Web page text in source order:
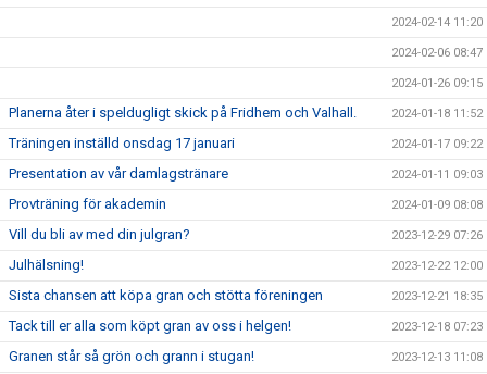
2024-02-14 11:20
2024-02-06 08:47
2024-01-26 09:15
Planerna åter i speldugligt skick på Fridhem och Valhall. 2024-01-18 11:52
Träningen inställd onsdag 17 januari 2024-01-17 09:22
Presentation av vår damlagstränare 2024-01-11 09:03
Provträning för akademin 2024-01-09 08:08
Vill du bli av med din julgran? 2023-12-29 07:26
Julhälsning! 2023-12-22 12:00
Sista chansen att köpa gran och stötta föreningen 2023-12-21 18:35
Tack till er alla som köpt gran av oss i helgen! 2023-12-18 07:23
Granen står så grön och grann i stugan! 2023-12-13 11:08